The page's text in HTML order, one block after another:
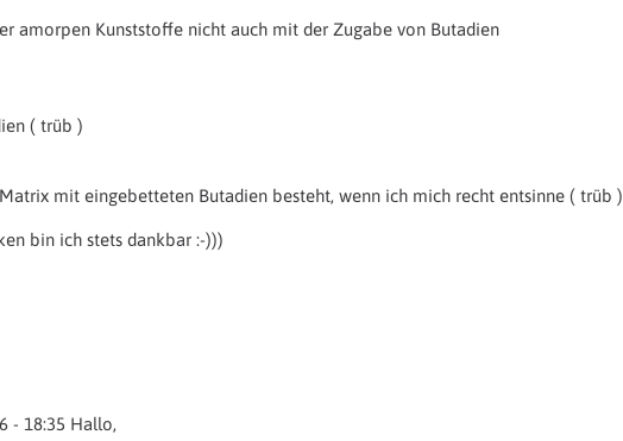
amorpen Kunststoffe nicht auch mit der Zugabe von Butadien
( trüb )
Matrix mit eingebetteten Butadien besteht, wenn ich mich recht entsinne ( trüb )
bin ich stets dankbar :-)))
- 18:35 Hallo,